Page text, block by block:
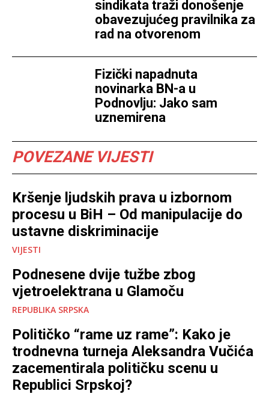
sindikata traži donošenje
obavezujućeg pravilnika za
rad na otvorenom
Fizički napadnuta
novinarka BN-a u
Podnovlju: Jako sam
uznemirena
POVEZANE VIJESTI
Kršenje ljudskih prava u izbornom
procesu u BiH – Od manipulacije do
ustavne diskriminacije
VIJESTI
Podnesene dvije tužbe zbog
vjetroelektrana u Glamoču
REPUBLIKA SRPSKA
Političko “rame uz rame”: Kako je
trodnevna turneja Aleksandra Vučića
zacementirala političku scenu u
Republici Srpskoj?